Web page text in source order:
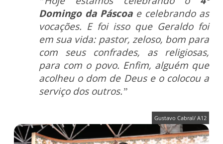
Domingo da Páscoae celebrando as
vocações. E foi isso que Geraldo foi
em sua vida: pastor, zeloso, bom para
com seus confrades, as religiosas,
para com o povo. Enfim, alguém que
acolheu o dom de Deus e o colocou a
serviço dos outros.”
Gustavo Cabral/ A12